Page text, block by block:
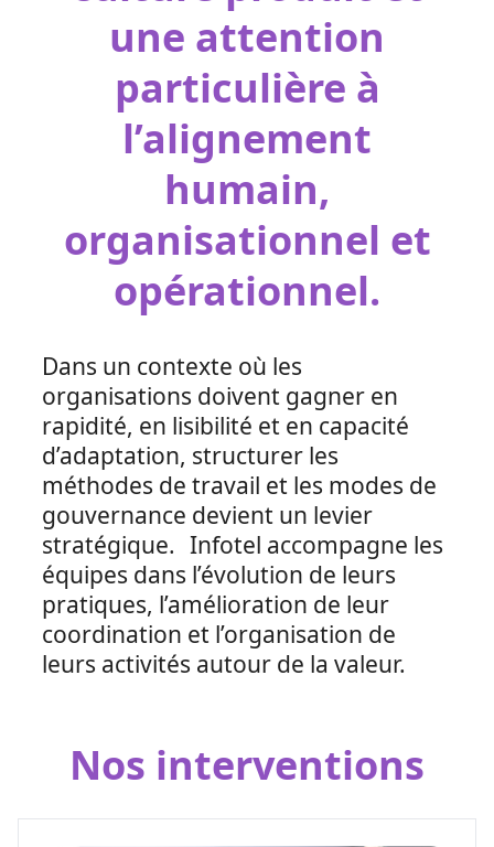
une attention
particulière à
l’alignement
humain,
organisationnel et
opérationnel.​
Dans un contexte où les
organisations doivent gagner en
rapidité, en lisibilité et en capacité
d’adaptation, structurer les
méthodes de travail et les modes de
gouvernance devient un levier
stratégique.​ Infotel accompagne les
équipes dans l’évolution de leurs
pratiques, l’amélioration de leur
coordination et l’organisation de
leurs activités autour de la valeur.​
Nos interventions